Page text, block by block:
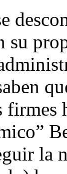
su
firmes
la